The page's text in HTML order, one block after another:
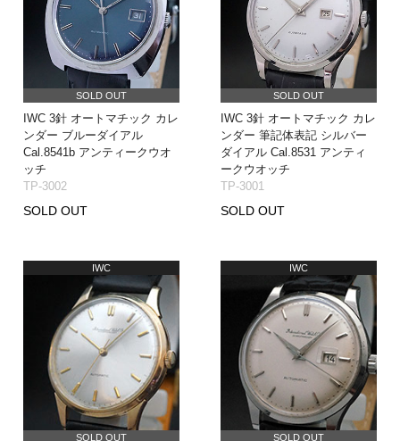
SOLD OUT
IWC 3針 オートマチック カレ
ンダー ブルーダイアル
Cal.8541b アンティークウオ
ッチ
TP-3002
SOLD OUT
SOLD OUT
IWC 3針 オートマチック カレ
ンダー 筆記体表記 シルバー
ダイアル Cal.8531 アンティ
ークウオッチ
TP-3001
SOLD OUT
IWC
SOLD OUT
IWC
SOLD OUT